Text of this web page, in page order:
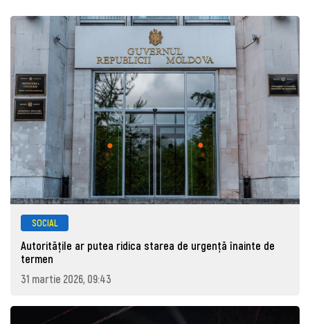
SOCIAL
Autoritățile ar putea ridica starea de urgență înainte de
termen
31 martie 2026, 09:43